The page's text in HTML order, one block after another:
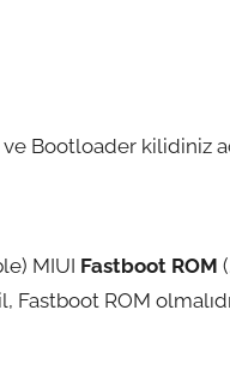
Bootloader kilidiniz
MIUI Fastboot ROM
Fastboot ROM